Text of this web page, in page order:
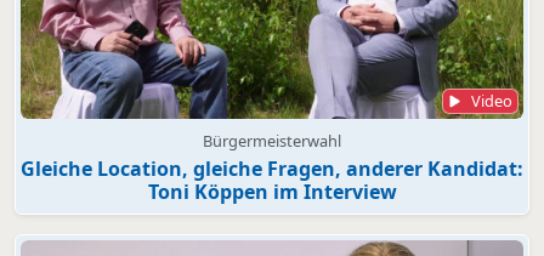
Video
Bürgermeisterwahl
Gleiche Location, gleiche Fragen, anderer Kandidat:
Toni Köppen im Interview